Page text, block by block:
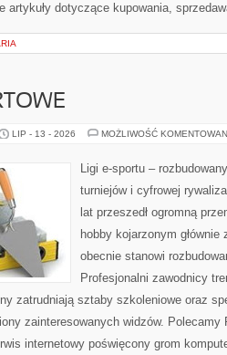
artykuły dotyczące kupowania,
LIP - 13 - 2026 MOŻLIWOŚĆ
Ligi e-sportu –
turniejów i cyfrowej
lat przeszedł ogromną
hobby kojarzonym
obecnie stanowi
Profesjonalni zawodnicy
zatrudniają sztaby szkoleniowe oraz
zainteresowanych widzów.
internetowy poświęcony grom